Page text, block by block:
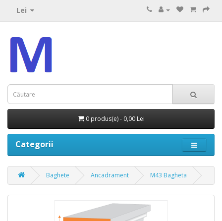
Lei
0 produs(e) - 0,00 Lei
Categorii
Baghete Ancadrament M43 Bagheta